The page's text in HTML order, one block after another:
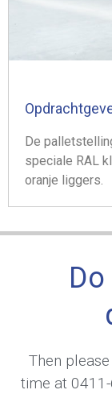
De
speciale RAL
oranje liggers.
Then
time at